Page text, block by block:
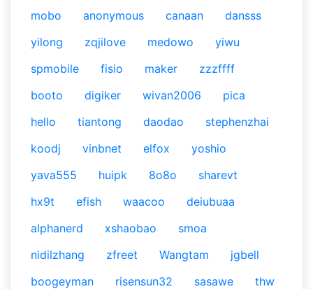
mobo
anonymous canaan
dansss
yilong
zqjilove medowo
yiwu
spmobile
fisio maker
zzzffff
booto
digiker wivan2006
pica
hello
tiantong daodao
stephenzhai
koodj
vinbnet elfox
yoshio
yava555
huipk 8o8o
sharevt
hx9t
efish waacoo
deiubuaa
alphanerd
xshaobao
smoa
nidilzhang
zfreet Wangtam
jgbell
boogeyman
risensun32 sasawe
thw